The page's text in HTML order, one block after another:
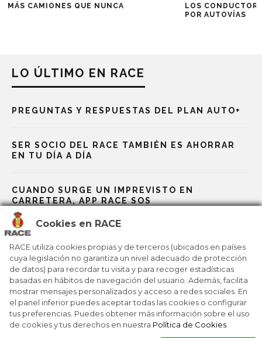
Cookies en RACE
RACE utiliza cookies propias y de terceros (ubicados en países
cuya legislación no garantiza un nivel adecuado de protección
de datos) para recordar tu visita y para recoger estadísticas
basadas en hábitos de navegación del usuario. Además, facilita
mostrar mensajes personalizados y acceso a redes sociales. En
el panel inferior puedes aceptar todas las cookies o configurar
tus preferencias. Puedes obtener más información sobre el uso
de cookies y tus derechos en nuestra Política de Cookies
MÁS CAMIONES QUE NUNCA
LOS
POR AUTOVÍAS
LO ÚLTIMO EN RACE
PREGUNTAS Y RESPUESTAS DEL PLAN AUTO+
SER SOCIO DEL RACE TAMBIÉN ES AHORRAR
EN TU DÍA A DÍA
CUANDO SURGE UN IMPREVISTO EN
CARRETERA, APP RACE SOS
RACE, BP Y GALP TE ABARATAN LOS VIAJES
EL RACE IMPULSA UNA NUEVA FORMA DE
RECUPERAR PUNTOS